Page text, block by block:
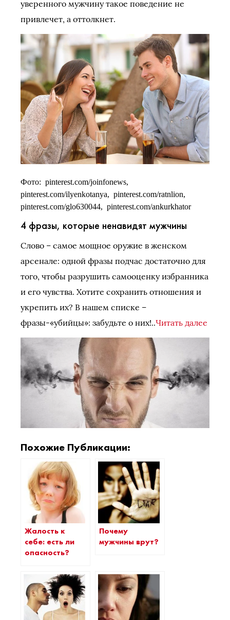
уверенного мужчину такое поведение не
привлечет, а оттолкнет.
Фото: pinterest.com/joinfonews,
pinterest.com/ilyenkotanya, pinterest.com/ratnlion,
pinterest.com/glo630044, pinterest.com/ankurkhator
4 фразы, которые ненавидят мужчины
Слово – самое мощное оружие в женском
арсенале: одной фразы подчас достаточно для
того, чтобы разрушить самооценку избранника
и его чувства. Хотите сохранить отношения и
укрепить их? В нашем списке –
фразы-«убийцы»: забудьте о них!..Читать далее
Похожие Публикации:
Жалость к
себе: есть ли
опасность?
Почему
мужчины врут?